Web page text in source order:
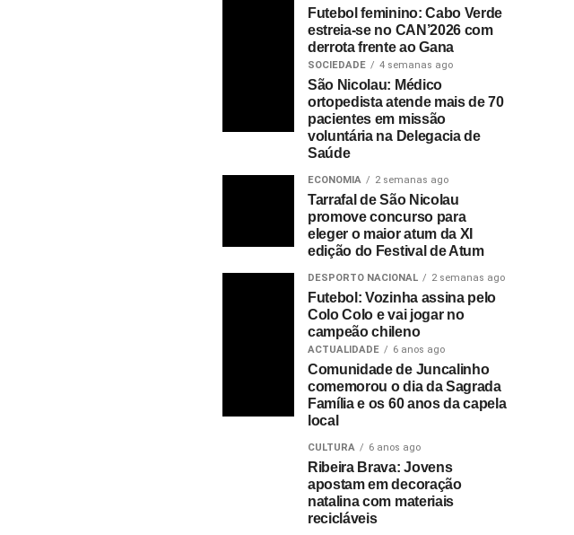
Futebol feminino: Cabo Verde
estreia-se no CAN’2026 com
derrota frente ao Gana
SOCIEDADE 4 semanas ago
São Nicolau: Médico
ortopedista atende mais de 70
pacientes em missão
voluntária na Delegacia de
Saúde
ECONOMIA 2 semanas ago
Tarrafal de São Nicolau
promove concurso para
eleger o maior atum da XI
edição do Festival de Atum
DESPORTO NACIONAL 2 semanas ago
Futebol: Vozinha assina pelo
Colo Colo e vai jogar no
campeão chileno
ACTUALIDADE 6 anos ago
Comunidade de Juncalinho
comemorou o dia da Sagrada
Família e os 60 anos da capela
local
CULTURA 6 anos ago
Ribeira Brava: Jovens
apostam em decoração
natalina com materiais
recicláveis